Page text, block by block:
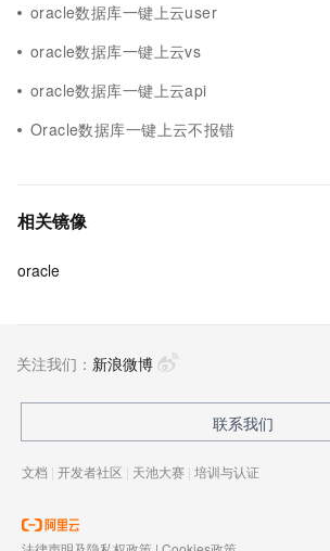
oracle数据库一键上云user
oracle数据库一键上云vs
oracle数据库一键上云api
Oracle数据库一键上云不报错
相关镜像
oracle
关注我们： 新浪微博
联系我们
文档 | 开发者社区 | 天池大赛 | 培训与认证